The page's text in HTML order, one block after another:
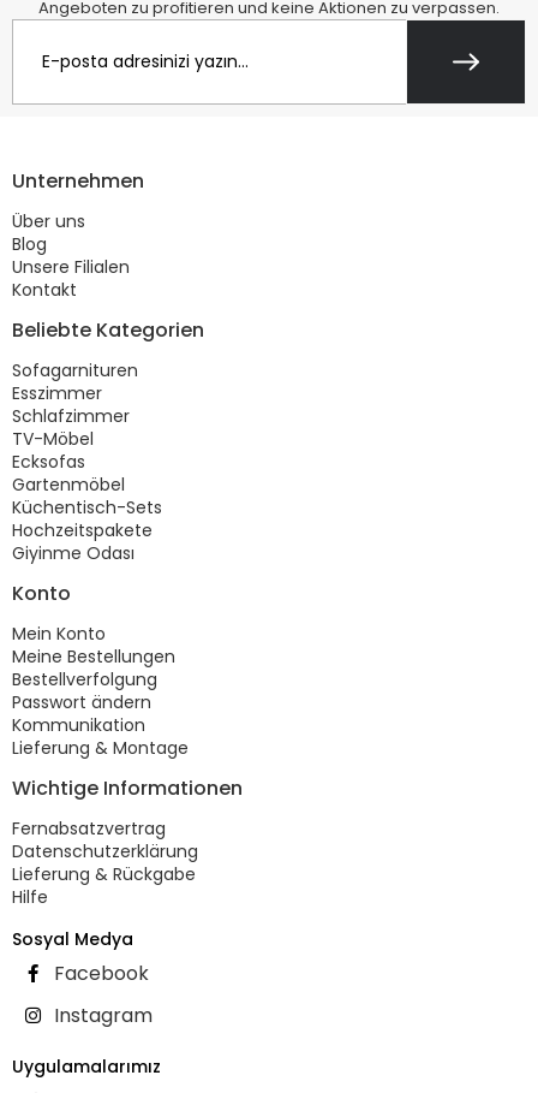
Angeboten zu profitieren und keine Aktionen zu verpassen.
Unternehmen
Über uns
Blog
Unsere Filialen
Kontakt
Beliebte Kategorien
Sofagarnituren
Esszimmer
Schlafzimmer
TV-Möbel
Ecksofas
Gartenmöbel
Küchentisch-Sets
Hochzeitspakete
Giyinme Odası
Konto
Mein Konto
Meine Bestellungen
Bestellverfolgung
Passwort ändern
Kommunikation
Lieferung & Montage
Wichtige Informationen
Fernabsatzvertrag
Datenschutzerklärung
Lieferung & Rückgabe
Hilfe
Sosyal Medya
Facebook
Instagram
Uygulamalarımız